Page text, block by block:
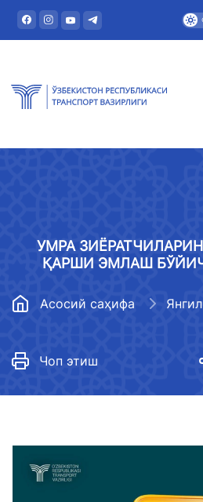
УМРА
ҚАРШИ ЭМЛАШ
Асосий саҳифа
Чоп этиш